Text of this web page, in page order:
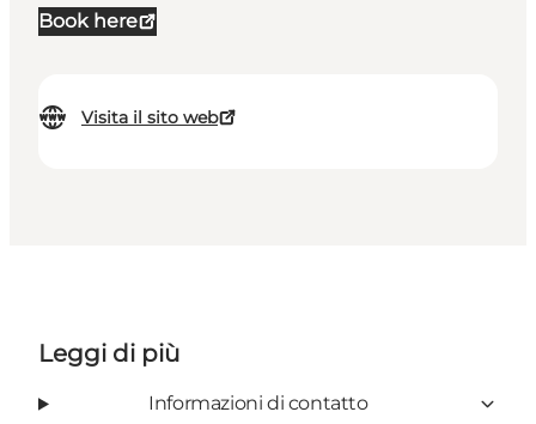
Book here
Visita il sito web
Leggi di più
Informazioni di contatto